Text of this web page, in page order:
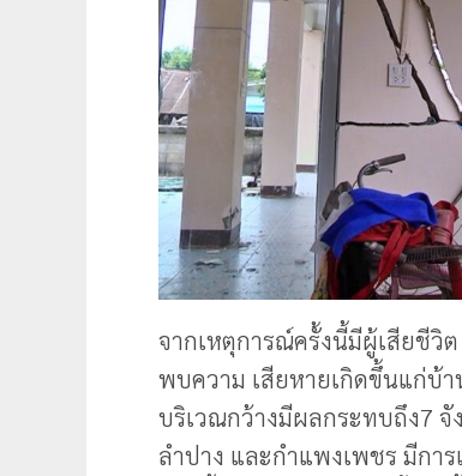
จากเหตุการณ์ครั้งนี้มีผู้เสียชีวิ
พบความ เสียหายเกิดขึ้นแก่บ้
บริเวณกว้างมีผลกระทบถึง7 จั
ลำปาง และกำแพงเพชร มีกา